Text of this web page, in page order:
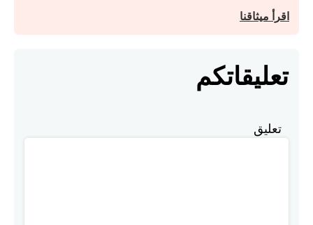
اقرأ ميثاقنا
تعليقاتكم
تعليق